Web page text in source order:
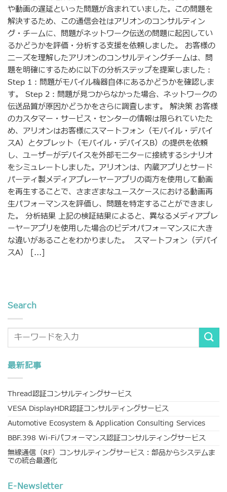
や動画の遅延といった問題が含まれていました。この問題を
解決するため、この通信会社はアリオンのコンサルティン
グ・チームに、問題がネットワーク伝送の問題に起因してい
るかどうかを評価・分析する支援を依頼しました。 お客様の
ニーズを理解したアリオンのコンサルティングチームは、問
題を明確にするために以下の分析ステップを提案しました：
Step 1：問題がモバイル機器自体にあるかどうかを確認しま
す。 Step 2：問題が見つからなかった場合、ネットワークの
伝送品質が原因かどうかをさらに調査します。 解決策 お客様
のカスタマー・サービス・センターの情報は限られていたた
め、アリオンはお客様にスマートフォン（モバイル・デバイ
スA）とタブレット（モバイル・デバイスB）の提供を依頼
し、ユーザーがデバイスを外部モニターに接続するシナリオ
をシミュレートしました。アリオンは、内蔵アプリとサード
パーティ製メディアプレーヤーアプリの両方を使用して動画
を再生することで、さまざまなユースケースにおける動画再
生パフォーマンスを評価し、問題を特定することができまし
た。 分析結果 上記の検証結果によると、異なるメディアプレ
ーヤーアプリを使用した場合のビデオパフォーマンスに大き
な違いがあることをわかりました。 スマートフォン（デバイ
スA） [...]
Search
最新記事
Thread認証コンサルティングサービス
VESA DisplayHDR認証コンサルティングサービス
Automotive Ecosystem & Application Consulting Services
BBF.398 Wi-Fiパフォーマンス認証コンサルティングサービス
無線通信（RF）コンサルティングサービス：部品からシステムま
での統合最適化
E-Newsletter